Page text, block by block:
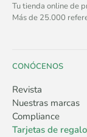
Tu tienda online de
Más de 25.000
CONÓCENOS
Revista
Nuestras marcas
Compliance
Tarjetas de regalo